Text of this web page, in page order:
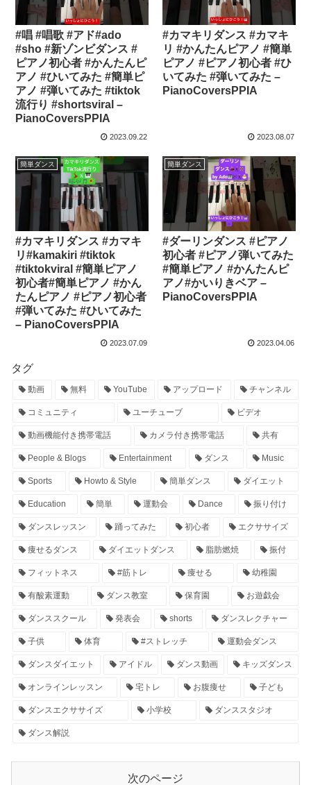
#唱 #唱歌 #アド#ado
#sho #新ゾンビダンス #
ピアノ初心者 #かんたんピ
アノ #ひいてみた #簡単ピ
アノ #弾いてみた #tiktok
流行り #shortsviral –
PianoCoversPPIA
2023.09.22
#カマキリダンス #カマキ
リ #かんたんピアノ #簡単
ピアノ #ピアノ初心者 #ひ
いてみた #弾いてみた –
PianoCoversPPIA
2023.08.07
簡単ダンス
#カマキリダンス #カマキ
リ#kamakiri #tiktok
#tiktokviral #簡単ピアノ
初心者#簡単ピアノ #かん
たんピアノ #ピアノ初心者
#弾いてみた #ひいてみた
– PianoCoversPPIA
2023.07.09
簡単ダンス
#ダーリンダンス #ピアノ
初心者 #ピアノ弾いてみた
#簡単ピアノ #かんたんピ
アノ#かいりきベア –
PianoCoversPPIA
2023.04.06
タグ
動画 無料 YouTube アップロード チャンネル
コミュニティ ユーチューブ ビデオ
動画機能付き携帯電話 カメラ付き携帯電話 共有
People & Blogs Entertainment ダンス Music
Sports Howto & Style 簡単ダンス ダイエット
Education 簡単 運動会 Dance 振り付け
ダンスレッスン 踊ってみた 初心者 エクササイズ
痩せるダンス ダイエットダンス 脂肪燃焼 振付
フィットネス #筋トレ 痩せる 幼稚園
有酸素運動 ダンス教室 保育園 お遊戯会
ダンススクール 発表会 shorts ダンスレクチャー
子供 体育 #ストレッチ 運動会ダンス
ダンスダイエット アイドル ダンス動画 キッズダンス
オンラインレッスン 宅トレ お腹痩せ 子ども
ダンスエクササイズ 小学校 ダンススタジオ
ダンス解説
次のページ